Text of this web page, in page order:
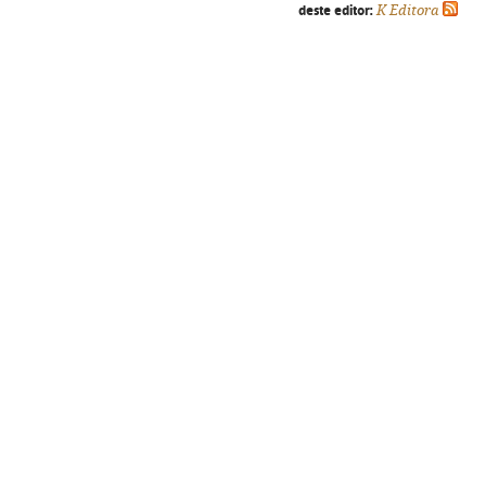
deste editor: K Editora